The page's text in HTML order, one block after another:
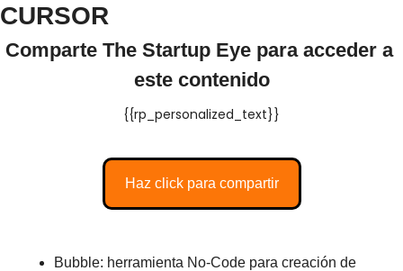
CURSOR
Comparte The Startup Eye para acceder a
este contenido
{{rp_personalized_text}}
Haz click para compartir
Bubble: herramienta No-Code para creación de